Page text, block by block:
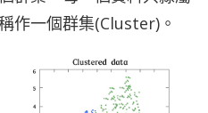
作一個群集(Cluster)。